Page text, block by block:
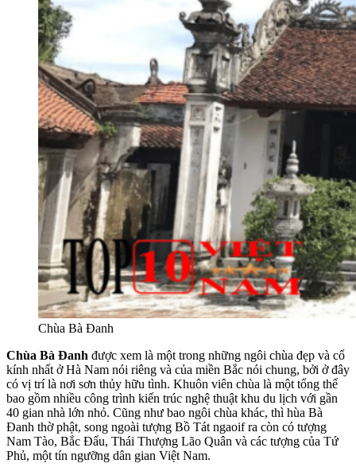
Chùa Bà Đanh
Chùa Bà Đanh được xem là một trong những ngôi chùa đẹp và cổ
kính nhất ở Hà Nam nói riêng và của miền Bắc nói chung, bởi ở đây
có vị trí là nơi sơn thủy hữu tình. Khuôn viên chùa là một tổng thể
bao gồm nhiều công trình kiến trúc nghệ thuật khu du lịch với gần
40 gian nhà lớn nhỏ. Cũng như bao ngôi chùa khác, thì hùa Bà
Đanh thờ phật, song ngoài tượng Bồ Tát ngaoif ra còn có tượng
Nam Tào, Bắc Đẩu, Thái Thượng Lão Quân và các tượng của Tứ
Phủ, một tín ngưỡng dân gian Việt Nam.